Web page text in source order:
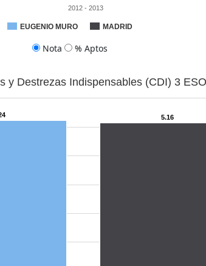
EUGENIO MURO MADRID
2012 - 2013
Nota % Aptos
y Destrezas Indispensables (CDI) 3
5.16